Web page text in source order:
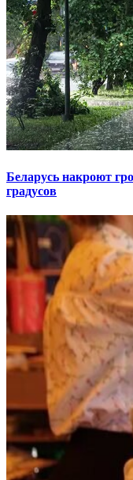
Беларусь накроют
градусов